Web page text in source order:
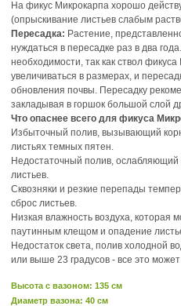
На фикус Микрокарпа хорошо
(опрыскивание листьев слабым
Пересадка: Растение,
нуждаться в пересадке раз в два
необходимости, так как ствол
увеличиваться в размерах, и
обновления почвы. Пересадку
закладывая в горшок большой слой
Что опаснее всего для фикуса
Избыточный полив, вызывающий
листьях темных пятен.
Недостаточный полив,
листьев.
Сквозняки и резкие перепады
сброс листьев.
Низкая влажность воздуха, которая
паутинным клещом и опадение
Недостаток света, полив холодной
или выше 23 градусов - все это
Высота c вазоном: 135 см
Диаметр вазона: 40 см